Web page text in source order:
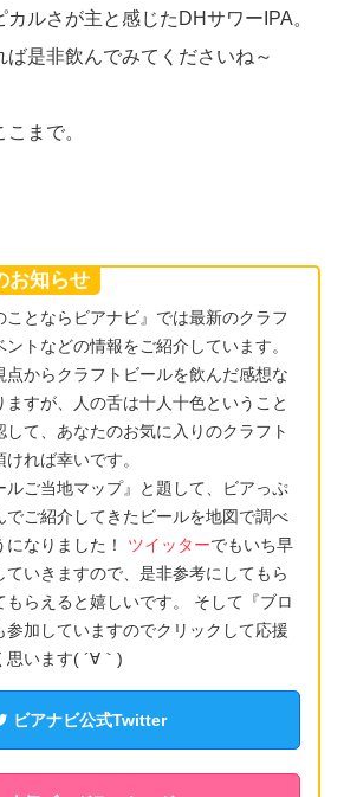
ルさが主と感じたDHサワーIPA。
ば是非飲んでみてくださいね～
まで。
お知らせ
ことならビアナビ』では最新のクラフ
ントなどの情報をご紹介しています。
点からクラフトビールを飲んだ感想な
ますが、人の舌は十人十色ということ
して、あなたのお気に入りのクラフト
れば幸いです。
ルご当地マップ』と題して、ビアっぷ
でご紹介してきたビールを地図で調べ
なりました！ ツイッターでもいち早
ていきますので、是非参考にしてもら
もらえると嬉しいです。 そして『ブロ
参加していますのでクリックして応援
思います( ´∀｀)
ビアナビ公式Twitter